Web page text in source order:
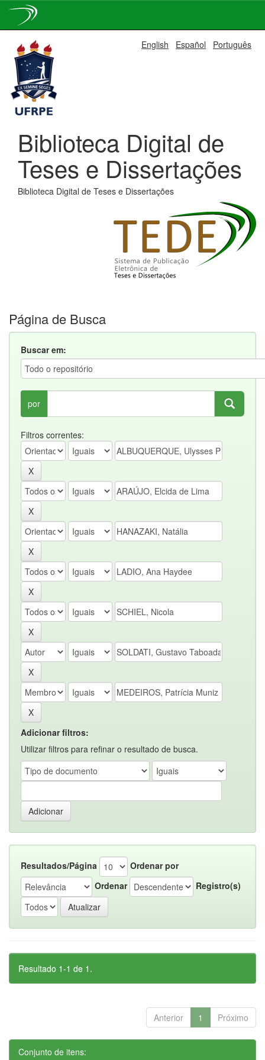
navigation
English Español Português
Biblioteca Digital de
Teses e Dissertações
Biblioteca Digital de Teses e Dissertações
Página de Busca
Buscar em:
por
Filtros correntes:
Adicionar filtros:
Utilizar filtros para refinar o resultado de busca.
Resultados/Página
Ordenar por
Ordenar
Registro(s)
Resultado 1-1 de 1.
Anterior 1 Próximo
Conjunto de itens: